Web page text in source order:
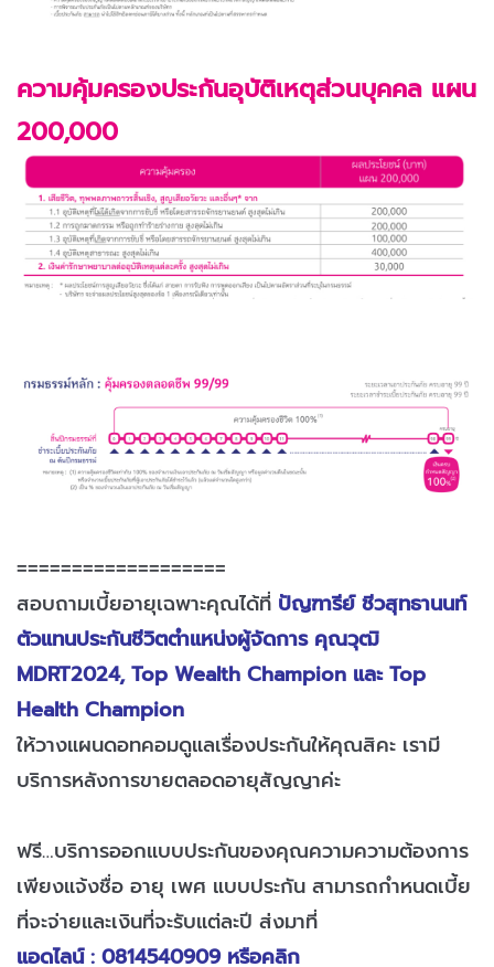
ความคุ้มครองประกันอุบัติเหตุส่วนบุคคล แผน
200,000
===================
สอบถามเบี้ยอายุเฉพาะคุณได้ที่ ปัญฑารีย์ ชีวสุทธานนท์
ตัวแทนประกันชีวิตตำแหน่งผู้จัดการ คุณวุฒิ
MDRT2024, Top Wealth Champion และ Top
Health Champion
ให้วางแผนดอทคอมดูแลเรื่องประกันให้คุณสิคะ เรามี
บริการหลังการขายตลอดอายุสัญญาค่ะ
ฟรี…บริการออกแบบประกันของคุณความความต้องการ
เพียงแจ้งชื่อ อายุ เพศ แบบประกัน สามารถกำหนดเบี้ย
ที่จะจ่ายและเงินที่จะรับแต่ละปี ส่งมาที่
แอดไลน์ : 0814540909 หรือคลิก